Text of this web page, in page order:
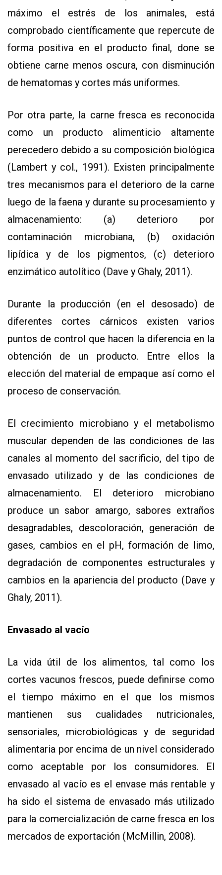
máximo el estrés de los animales, está
comprobado científicamente que repercute de
forma positiva en el producto final, done se
obtiene carne menos oscura, con disminución
de hematomas y cortes más uniformes.
Por otra parte, la carne fresca es reconocida
como un producto alimenticio altamente
perecedero debido a su composición biológica
(Lambert y col., 1991). Existen principalmente
tres mecanismos para el deterioro de la carne
luego de la faena y durante su procesamiento y
almacenamiento: (a) deterioro por
contaminación microbiana, (b) oxidación
lipídica y de los pigmentos, (c) deterioro
enzimático autolítico (Dave y Ghaly, 2011).
Durante la producción (en el desosado) de
diferentes cortes cárnicos existen varios
puntos de control que hacen la diferencia en la
obtención de un producto. Entre ellos la
elección del material de empaque así como el
proceso de conservación.
El crecimiento microbiano y el metabolismo
muscular dependen de las condiciones de las
canales al momento del sacrificio, del tipo de
envasado utilizado y de las condiciones de
almacenamiento. El deterioro microbiano
produce un sabor amargo, sabores extraños
desagradables, descoloración, generación de
gases, cambios en el pH, formación de limo,
degradación de componentes estructurales y
cambios en la apariencia del producto (Dave y
Ghaly, 2011).
Envasado al vacío
La vida útil de los alimentos, tal como los
cortes vacunos frescos, puede definirse como
el tiempo máximo en el que los mismos
mantienen sus cualidades nutricionales,
sensoriales, microbiológicas y de seguridad
alimentaria por encima de un nivel considerado
como aceptable por los consumidores. El
envasado al vacío es el envase más rentable y
ha sido el sistema de envasado más utilizado
para la comercialización de carne fresca en los
mercados de exportación (McMillin, 2008).